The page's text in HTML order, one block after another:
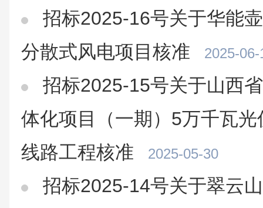
招标2025-16号关于华能
分散式风电项目核准
2025-06-
招标2025-15号关于山西
体化项目（一期）5万千瓦
线路工程核准
2025-05-30
招标2025-14号关于翠云